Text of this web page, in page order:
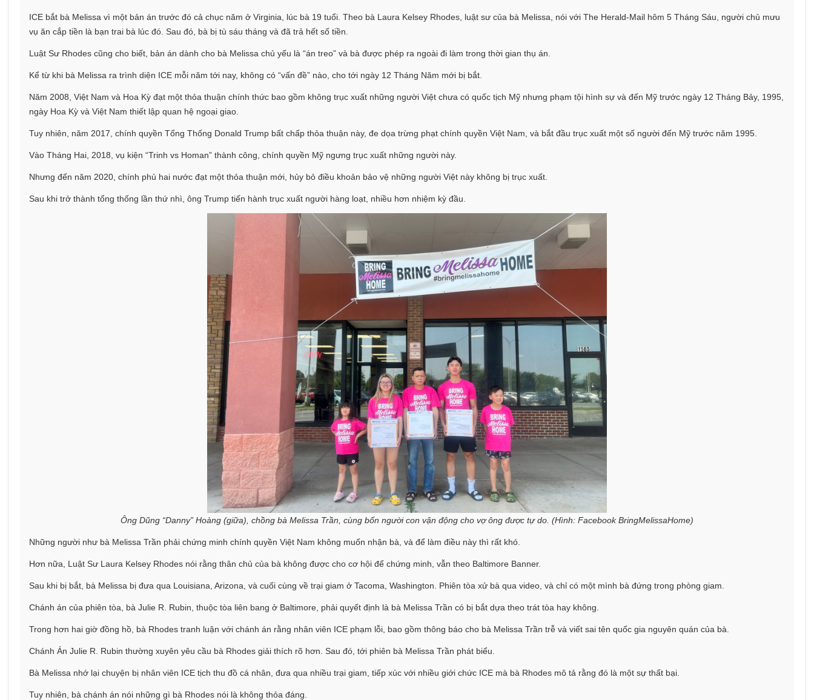
ICE bắt bà Melissa vì một bản án trước đó cả chục năm ở Virginia, lúc bà 19 tuổi. Theo bà Laura Kelsey Rhodes, luật sư của bà Melissa, nói với The Herald-Mail hôm 5 Tháng Sáu, người chủ mưu
vụ ăn cắp tiền là bạn trai bà lúc đó. Sau đó, bà bị tù sáu tháng và đã trả hết số tiền.
Luật Sư Rhodes cũng cho biết, bản án dành cho bà Melissa chủ yếu là “án treo” và bà được phép ra ngoài đi làm trong thời gian thụ án.
Kể từ khi bà Melissa ra trình diện ICE mỗi năm tới nay, không có “vấn đề” nào, cho tới ngày 12 Tháng Năm mới bị bắt.
Năm 2008, Việt Nam và Hoa Kỳ đạt một thỏa thuận chính thức bao gồm không trục xuất những người Việt chưa có quốc tịch Mỹ nhưng phạm tội hình sự và đến Mỹ trước ngày 12 Tháng Bảy, 1995,
ngày Hoa Kỳ và Việt Nam thiết lập quan hệ ngoại giao.
Tuy nhiên, năm 2017, chính quyền Tổng Thống Donald Trump bất chấp thỏa thuận này, đe dọa trừng phạt chính quyền Việt Nam, và bắt đầu trục xuất một số người đến Mỹ trước năm 1995.
Vào Tháng Hai, 2018, vụ kiện “Trinh vs Homan” thành công, chính quyền Mỹ ngưng trục xuất những người này.
Nhưng đến năm 2020, chính phủ hai nước đạt một thỏa thuận mới, hủy bỏ điều khoản bảo vệ những người Việt này không bị trục xuất.
Sau khi trở thành tổng thống lần thứ nhì, ông Trump tiến hành trục xuất người hàng loạt, nhiều hơn nhiệm kỳ đầu.
Ông Dũng “Danny” Hoàng (giữa), chồng bà Melissa Trần, cùng bốn người con vận động cho vợ ông được tự do. (Hình: Facebook BringMelissaHome)
Những người như bà Melissa Trần phải chứng minh chính quyền Việt Nam không muốn nhận bà, và để làm điều này thì rất khó.
Hơn nữa, Luật Sư Laura Kelsey Rhodes nói rằng thân chủ của bà không được cho cơ hội để chứng minh, vẫn theo Baltimore Banner.
Sau khi bị bắt, bà Melissa bị đưa qua Louisiana, Arizona, và cuối cùng về trại giam ở Tacoma, Washington. Phiên tòa xử bà qua video, và chỉ có một mình bà đứng trong phòng giam.
Chánh án của phiên tòa, bà Julie R. Rubin, thuộc tòa liên bang ở Baltimore, phải quyết định là bà Melissa Trần có bị bắt dựa theo trát tòa hay không.
Trong hơn hai giờ đồng hồ, bà Rhodes tranh luận với chánh án rằng nhân viên ICE phạm lỗi, bao gồm thông báo cho bà Melissa Trần trễ và viết sai tên quốc gia nguyên quán của bà.
Chánh Án Julie R. Rubin thường xuyên yêu cầu bà Rhodes giải thích rõ hơn. Sau đó, tới phiên bà Melissa Trần phát biểu.
Bà Melissa nhớ lại chuyện bị nhân viên ICE tịch thu đồ cá nhân, đưa qua nhiều trại giam, tiếp xúc với nhiều giới chức ICE mà bà Rhodes mô tả rằng đó là một sự thất bại.
Tuy nhiên, bà chánh án nói những gì bà Rhodes nói là không thỏa đáng.